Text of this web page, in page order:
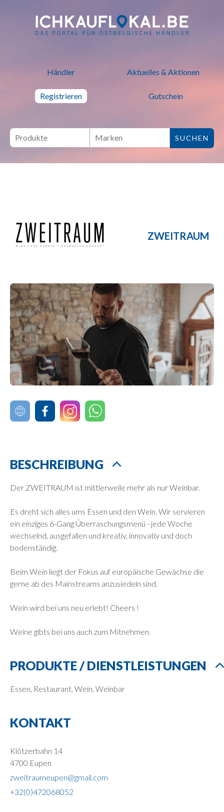
ich kauf lokal - Bei lokalen
Händler Aktuelles & Aktionen
Registrieren Gutschein
ZWEITRAUM
BESCHREIBUNG
Der ZWEITRAUM ist mittlerweile mehr als nur Weinbar.
Es dreht sich alles ums Essen und den Wein. Wir servieren
ein einziges 6-Gang Überraschungsmenü - jede Woche
wechselnd, ausgefallen und kreativ, innovativ und doch
bodenständig.
Beim Wein liegt der Fokus auf europäische Gewächse die
gerne ab des Mainstreams anzusiedeln sind.
Wein wird bei uns neu erlebt! Cheers !
Weine gibts bei uns auch zum Mitnehmen.
PRODUKTE / DIENSTLEISTUNGEN
Essen, Restaurant, Wein, Weinbar
KONTAKT
Klötzerbahn 14
4700 Eupen
zweitraumeupen@gmail.com
+32(0)472068052